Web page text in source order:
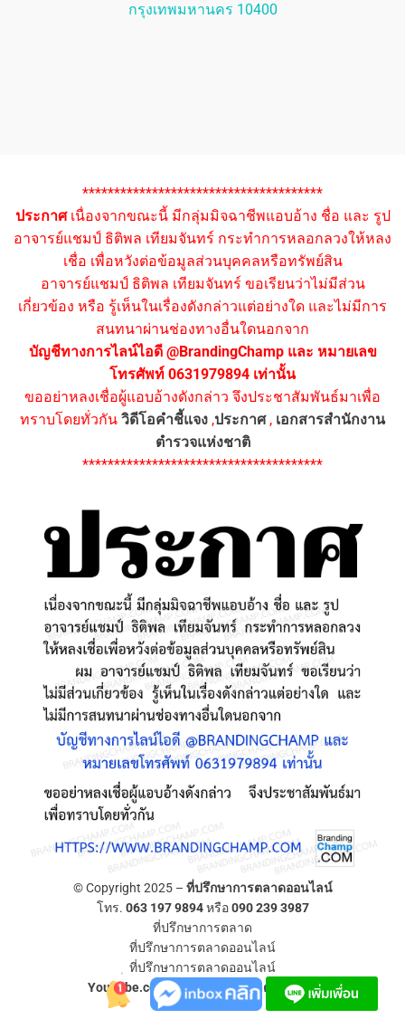
กรุงเทพมหานคร 10400
**************************************
ประกาศเนื่องจากขณะนี้ มีกลุ่มมิจฉาชีพแอบอ้าง ชื่อ และ รูป
อาจารย์แชมป์ ธิติพล เทียมจันทร์ กระทำการหลอกลวงให้หลง
เชื่อ เพื่อหวังต่อข้อมูลส่วนบุคคลหรือทรัพย์สิน
อาจารย์แชมป์ ธิติพล เทียมจันทร์ ขอเรียนว่าไม่มีส่วน
เกี่ยวข้อง หรือ รู้เห็นในเรื่องดังกล่าวแต่อย่างใด และไม่มีการ
สนทนาผ่านช่องทางอื่นใดนอกจาก
บัญชีทางการไลน์ไอดี @BrandingChamp และ หมายเลข
โทรศัพท์ 0631979894 เท่านั้น
ขออย่าหลงเชื่อผู้แอบอ้างดังกล่าว จึงประชาสัมพันธ์มาเพื่อ
ทราบโดยทั่วกัน วิดีโอคำชี้แจง ,ประกาศ, เอกสารสำนักงาน
ตำรวจแห่งชาติ
**************************************
© Copyright 2025 – ที่ปรึกษาการตลาดออนไลน์
โทร. 063 197 9894หรือ090 239 3987
ที่ปรึกษาการตลาด
ที่ปรึกษาการตลาดออนไลน์
ที่ปรึกษาการตลาดออนไลน์
YouTube.com/ที่ปรึกษาการตลาดออนไลน์